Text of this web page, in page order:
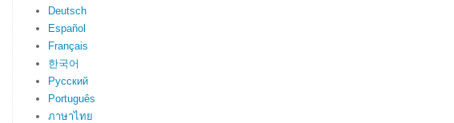
Deutsch
Español
Français
한국어
Русский
Português
ภาษาไทย